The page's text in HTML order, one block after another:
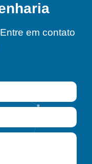
em contato